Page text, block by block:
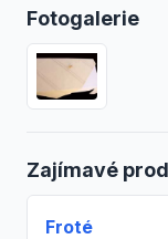
Fotogalerie
Zajímavé
Froté